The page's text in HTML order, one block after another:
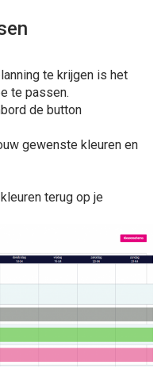
te krijgen is het
te passen.
de button
gewenste kleuren en
terug op je